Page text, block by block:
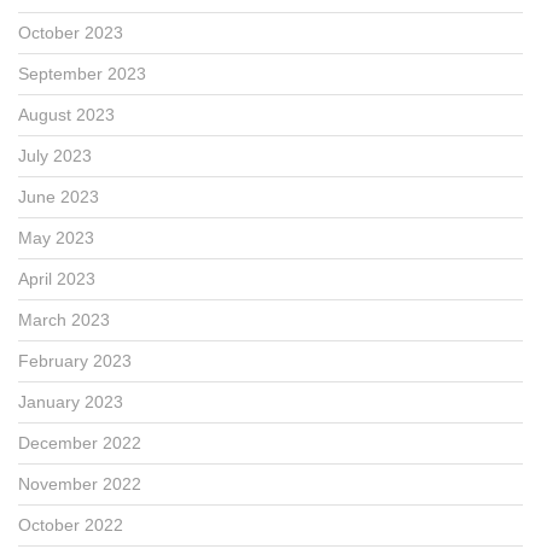
October 2023
September 2023
August 2023
July 2023
June 2023
May 2023
April 2023
March 2023
February 2023
January 2023
December 2022
November 2022
October 2022